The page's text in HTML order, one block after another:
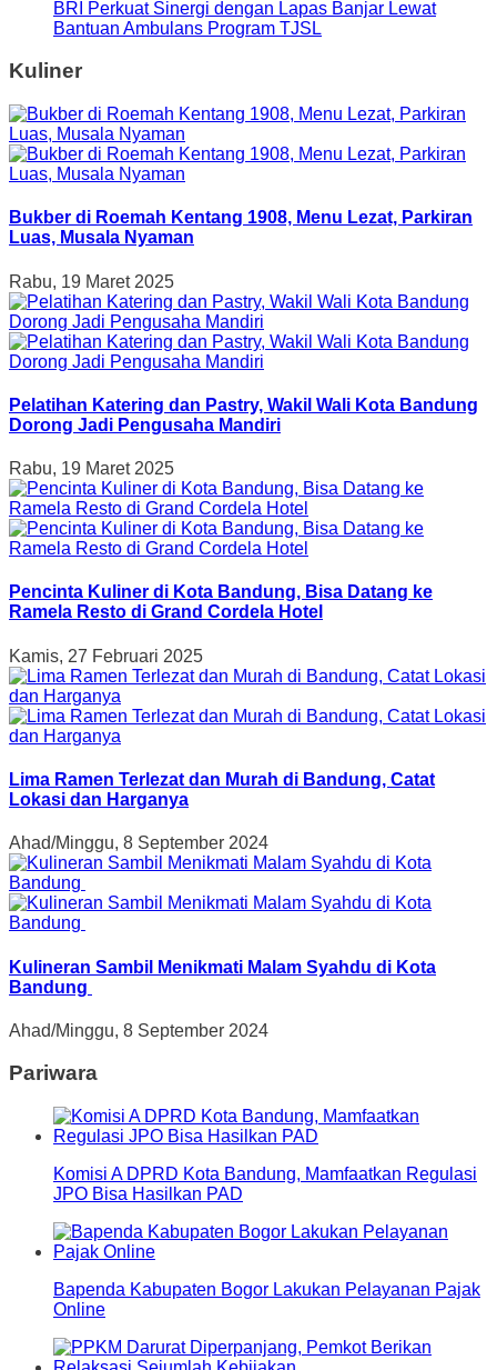
BRI Perkuat Sinergi dengan Lapas Banjar Lewat
Bantuan Ambulans Program TJSL
Kuliner
Bukber di Roemah Kentang 1908, Menu Lezat, Parkiran
Luas, Musala Nyaman
Rabu, 19 Maret 2025
Pelatihan Katering dan Pastry, Wakil Wali Kota Bandung
Dorong Jadi Pengusaha Mandiri
Rabu, 19 Maret 2025
Pencinta Kuliner di Kota Bandung, Bisa Datang ke
Ramela Resto di Grand Cordela Hotel
Kamis, 27 Februari 2025
Lima Ramen Terlezat dan Murah di Bandung, Catat
Lokasi dan Harganya
Ahad/Minggu, 8 September 2024
Kulineran Sambil Menikmati Malam Syahdu di Kota
Bandung
Ahad/Minggu, 8 September 2024
Pariwara
Komisi A DPRD Kota Bandung, Mamfaatkan Regulasi
JPO Bisa Hasilkan PAD
Bapenda Kabupaten Bogor Lakukan Pelayanan Pajak
Online